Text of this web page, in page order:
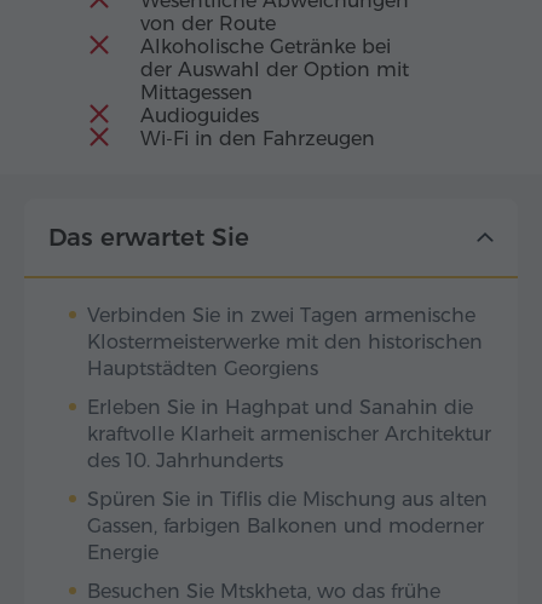
von der Route
Alkoholische Getränke bei
der Auswahl der Option mit
Mittagessen
Audioguides
Wi-Fi in den Fahrzeugen
Das erwartet Sie
Verbinden Sie in zwei Tagen armenische
Klostermeisterwerke mit den historischen
Hauptstädten Georgiens
Erleben Sie in Haghpat und Sanahin die
kraftvolle Klarheit armenischer Architektur
des 10. Jahrhunderts
Spüren Sie in Tiflis die Mischung aus alten
Gassen, farbigen Balkonen und moderner
Energie
Besuchen Sie Mtskheta, wo das frühe